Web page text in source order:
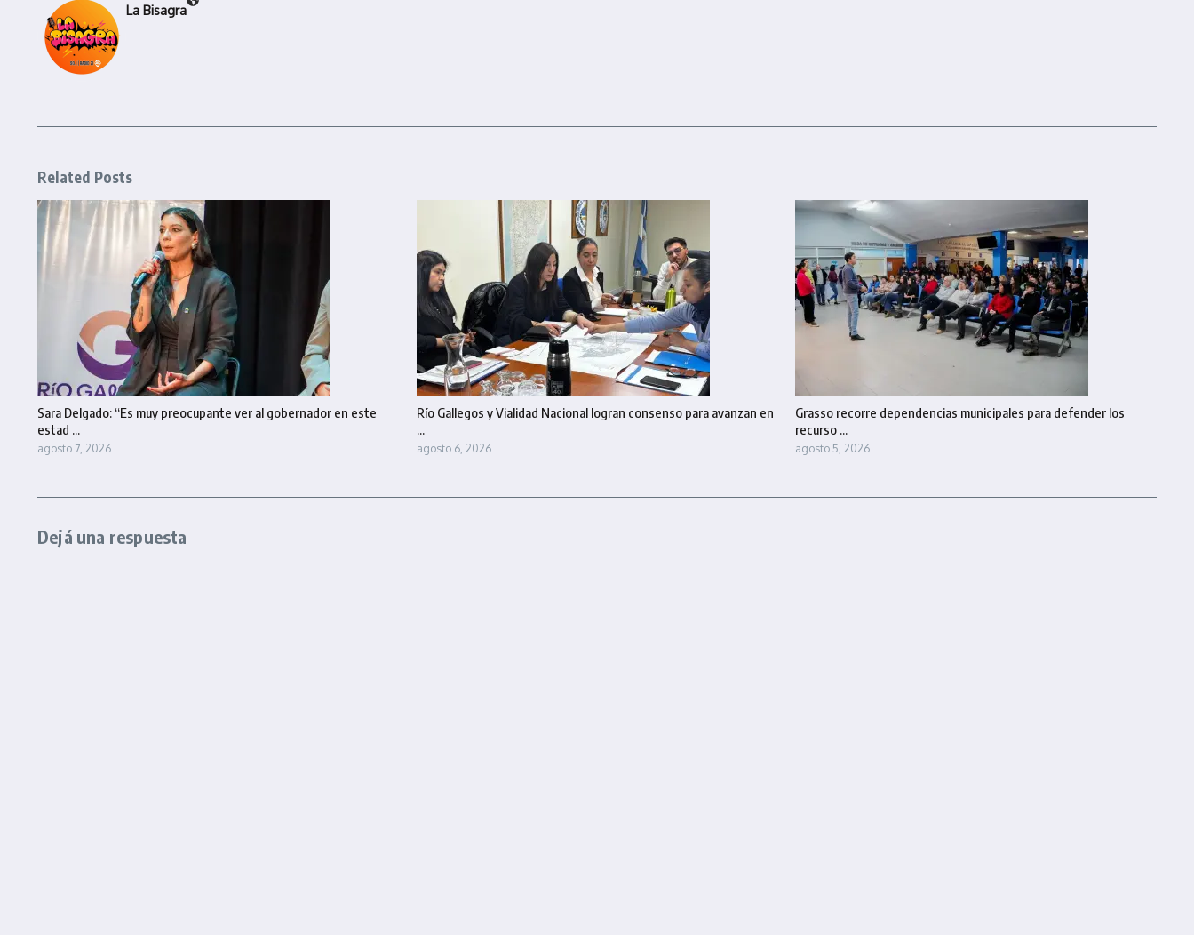
La Bisagra
Related Posts
Sara Delgado: “Es muy preocupante ver al gobernador en este
estad ...
agosto 7, 2026
Río Gallegos y Vialidad Nacional logran consenso para avanzan en
...
agosto 6, 2026
Grasso recorre dependencias municipales para defender los
recurso ...
agosto 5, 2026
Dejá una respuesta